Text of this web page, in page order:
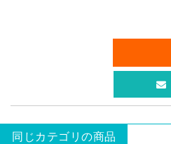
同じカテゴリの商品